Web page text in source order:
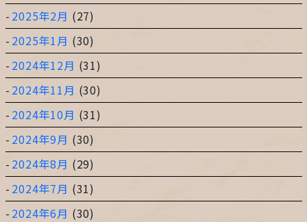
2025年2月 (27)
2025年1月 (30)
2024年12月 (31)
2024年11月 (30)
2024年10月 (31)
2024年9月 (30)
2024年8月 (29)
2024年7月 (31)
2024年6月 (30)